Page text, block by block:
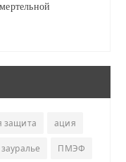
защита ация
ПМЭФ